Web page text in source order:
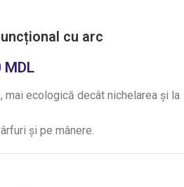
cu arc
MDL
mai ecologică decât nichelarea și la
și pe mânere.